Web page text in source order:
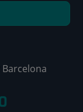
Barcelona